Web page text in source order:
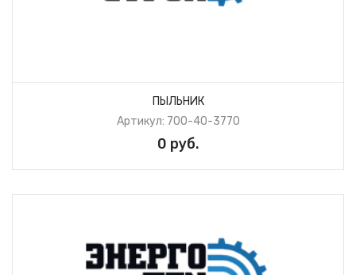
ПЫЛЬНИК
Артикул: 700-40-3770
0 руб.